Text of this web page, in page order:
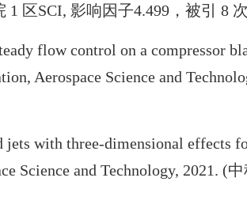
1 区SCI, 影响因子4.499，被引 8 次
flow control on a compressor
Aerospace Science and
with three-dimensional effects
Science and Technology, 2021. (